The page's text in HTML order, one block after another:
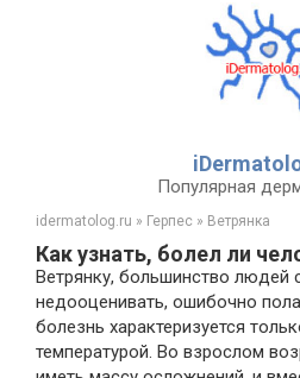
Популярная
idermatolog.ru » Герпес » Ветрянка
Как узнать, болел ли
Ветрянку, большинство людей
недооценивать, ошибочно
болезнь характеризуется
температурой. Во взрослом